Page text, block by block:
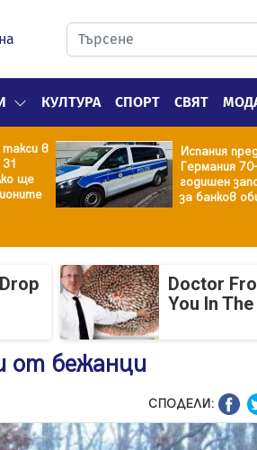
КУЛТУРА СПОРТ СВЯТ
в
ще
Испания
Германия
годишен
за банков
Doctor
You In
от бежанци
СПОДЕЛИ: